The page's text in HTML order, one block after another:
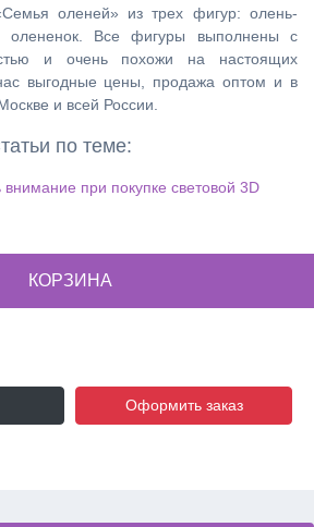
оленей» из трех фигур: олень-
олененок. Все фигуры выполнены с
и очень похожи на настоящих
выгодные цены, продажа оптом и в
и всей России.
по теме:
внимание при покупке световой 3D
КОРЗИНА
Оформить заказ